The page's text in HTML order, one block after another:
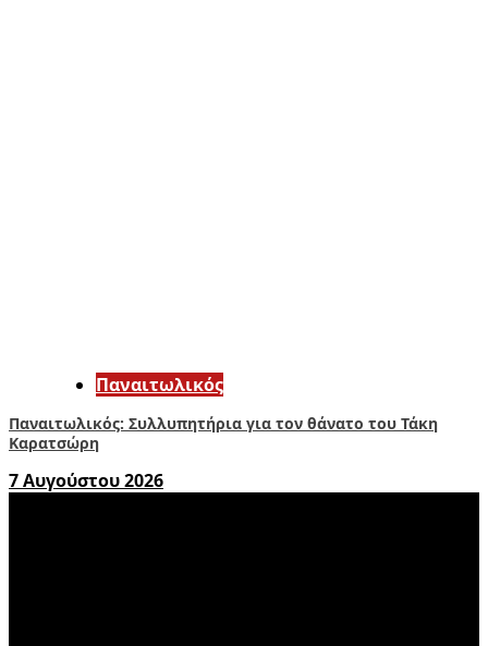
Παναιτωλικός
Παναιτωλικός: Συλλυπητήρια για τον θάνατο του Τάκη
Καρατσώρη
7 Αυγούστου 2026